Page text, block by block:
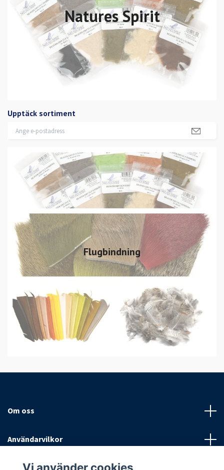
Natures Spirit
Upptäck sortiment
Flugbindning
Om oss
Användarvilkor
Sociala medier